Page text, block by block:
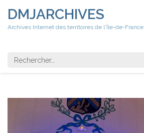
DMJARCHIVES
Archives Internet des territoires de l'Île-de-France